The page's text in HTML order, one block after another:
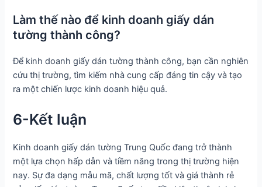
Làm thế nào để kinh doanh giấy dán
tường thành công?
Để kinh doanh giấy dán tường thành công, bạn cần nghiên
cứu thị trường, tìm kiếm nhà cung cấp đáng tin cậy và tạo
ra một chiến lược kinh doanh hiệu quả.
6-Kết luận
Kinh doanh giấy dán tường Trung Quốc đang trở thành
một lựa chọn hấp dẫn và tiềm năng trong thị trường hiện
nay. Sự đa dạng mẫu mã, chất lượng tốt và giá thành rẻ